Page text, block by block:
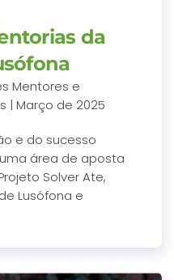
da
Mentores e
| Março de 2025
e do sucesso
área de aposta
Solver Ate,
Lusófona e